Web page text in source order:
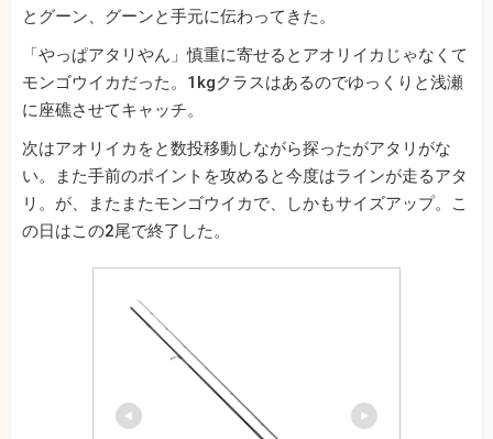
とグーン、グーンと手元に伝わってきた。
「やっぱアタリやん」慎重に寄せるとアオリイカじゃなくて
モンゴウイカだった。1kgクラスはあるのでゆっくりと浅瀬
に座礁させてキャッチ。
次はアオリイカをと数投移動しながら探ったがアタリがな
い。また手前のポイントを攻めると今度はラインが走るアタ
リ。が、またまたモンゴウイカで、しかもサイズアップ。こ
の日はこの2尾で終了した。